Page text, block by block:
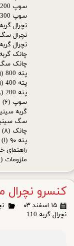
کنسرو نچرال
۱۵ اسفند ۰۳
نچرال گربه 110
سوپ 200
سوپ 300
نچرال گربه
نچرال
نچرال گربه 110
چانک گربه
چانک
پته 800
(۹)
پته 400
(۹)
پته 200
(۸)
سوپ (۶)
گربه
سگ
چانک (۸)
پته ۹۰
(۱)
راهنمای
ملزومات (۱)